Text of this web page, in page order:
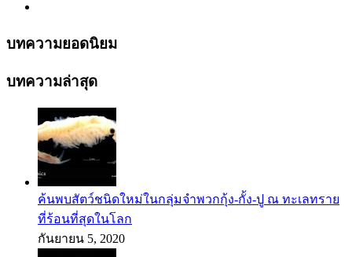
บทความยอดนิยม
บทความล่าสุด
ค้นพบสัตว์ชนิดใหม่ในกลุ่มจำพวกกุ้ง-กั้ง-ปู ณ ทะเลทราย
ที่ร้อนที่สุดในโลก
กันยายน 5, 2020